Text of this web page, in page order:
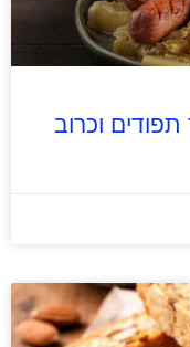
תפודים וכרוב